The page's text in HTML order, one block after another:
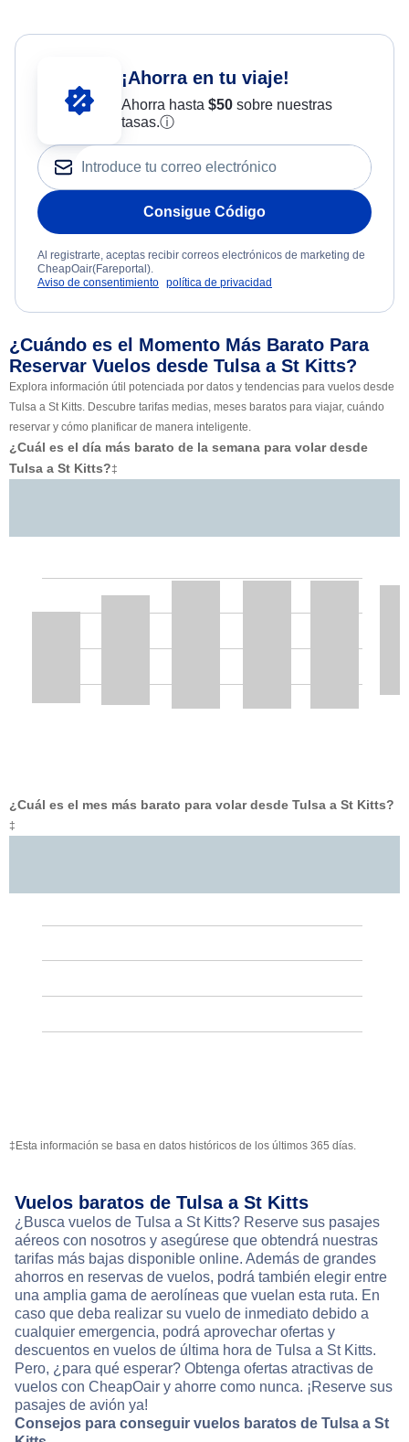
¡Ahorra en tu viaje!
Ahorra hasta $50sobre nuestras
tasas.ⓘ
Consigue Código
Al registrarte, aceptas recibir correos electrónicos de marketing de
CheapOair(Fareportal).
Aviso de consentimiento política de privacidad
¿Cuándo es el Momento Más Barato Para
Reservar Vuelos desde Tulsa a St Kitts?
Explora información útil potenciada por datos y tendencias para vuelos desde
Tulsa a St Kitts. Descubre tarifas medias, meses baratos para viajar, cuándo
reservar y cómo planificar de manera inteligente.
¿Cuál es el día más barato de la semana para volar desde
Tulsa a St Kitts?‡
¿Cuál es el mes más barato para volar desde Tulsa a St Kitts?
‡
‡Esta información se basa en datos históricos de los últimos 365 días.
Vuelos baratos de Tulsa a St Kitts
¿Busca vuelos de Tulsa a St Kitts? Reserve sus pasajes
aéreos con nosotros y asegúrese que obtendrá nuestras
tarifas más bajas disponible online. Además de grandes
ahorros en reservas de vuelos, podrá también elegir entre
una amplia gama de aerolíneas que vuelan esta ruta. En
caso que deba realizar su vuelo de inmediato debido a
cualquier emergencia, podrá aprovechar ofertas y
descuentos en vuelos de última hora de Tulsa a St Kitts.
Pero, ¿para qué esperar? Obtenga ofertas atractivas de
vuelos con CheapOair y ahorre como nunca. ¡Reserve sus
pasajes de avión ya!
Consejos para conseguir vuelos baratos de Tulsa a St